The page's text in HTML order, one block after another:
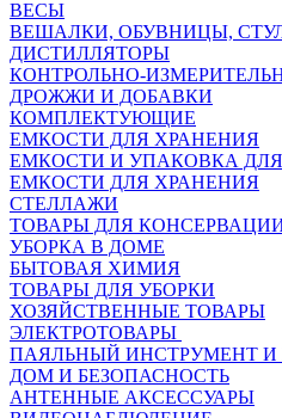
ВЕСЫ
ВЕШАЛКИ, ОБУВНИЦЫ,
ДИСТИЛЛЯТОРЫ
КОНТРОЛЬНО-
ДРОЖЖИ И ДОБАВКИ
КОМПЛЕКТУЮЩИЕ
ЕМКОСТИ ДЛЯ ХРАНЕНИЯ
ЕМКОСТИ И УПАКОВКА ДЛЯ
ЕМКОСТИ ДЛЯ ХРАНЕНИЯ
СТЕЛЛАЖИ
ТОВАРЫ ДЛЯ
УБОРКА В ДОМЕ
БЫТОВАЯ ХИМИЯ
ТОВАРЫ ДЛЯ УБОРКИ
ХОЗЯЙСТВЕННЫЕ ТОВАРЫ
ЭЛЕКТРОТОВАРЫ
ПАЯЛЬНЫЙ ИНСТРУМЕНТ
ДОМ И БЕЗОПАСНОСТЬ
АНТЕННЫЕ АКСЕССУАРЫ